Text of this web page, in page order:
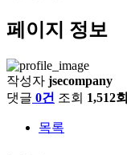
페이지 정보
작성자 jsecompany
댓글 0건 조회 1,512회
목록